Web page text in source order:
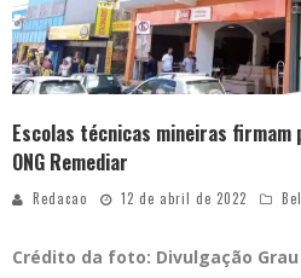
Escolas técnicas mineiras
ONG Remediar
Redacao 12 de abril de 2022
Crédito da foto: Divulgação